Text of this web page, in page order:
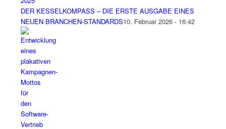
DER KESSELKOMPASS – DIE ERSTE AUSGABE EINES
NEUEN BRANCHEN-STANDARDS10. Februar 2026 - 16:42